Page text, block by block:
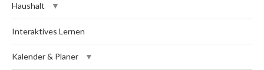
Haushalt
Interaktives Lernen
Kalender & Planer